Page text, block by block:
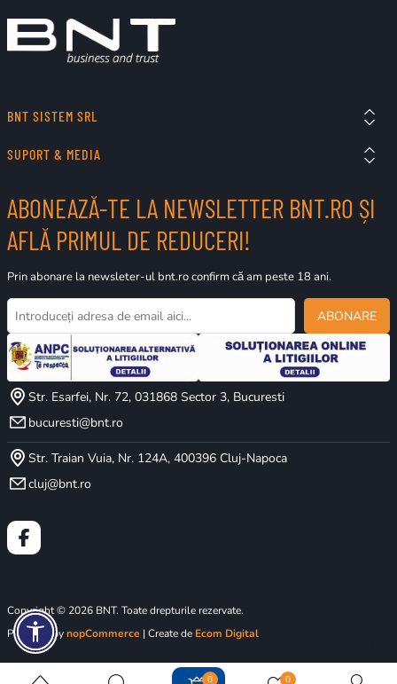
0
0
BNT SISTEM SRL
SUPORT & MEDIA
ABONEAZĂ-TE LA NEWSLETTER BNT.RO ȘI
AFLĂ PRIMUL DE REDUCERI!
Prin abonare la newsleter-ul bnt.ro confirm că am peste 18 ani.
ABONARE
Str. Esarfei, Nr. 72, 031868 Sector 3, Bucuresti
bucuresti@bnt.ro
Str. Traian Vuia, Nr. 124A, 400396 Cluj-Napoca
cluj@bnt.ro
Copyright © 2026 BNT. Toate drepturile rezervate.
Powered bynopCommerce | Create de Ecom Digital